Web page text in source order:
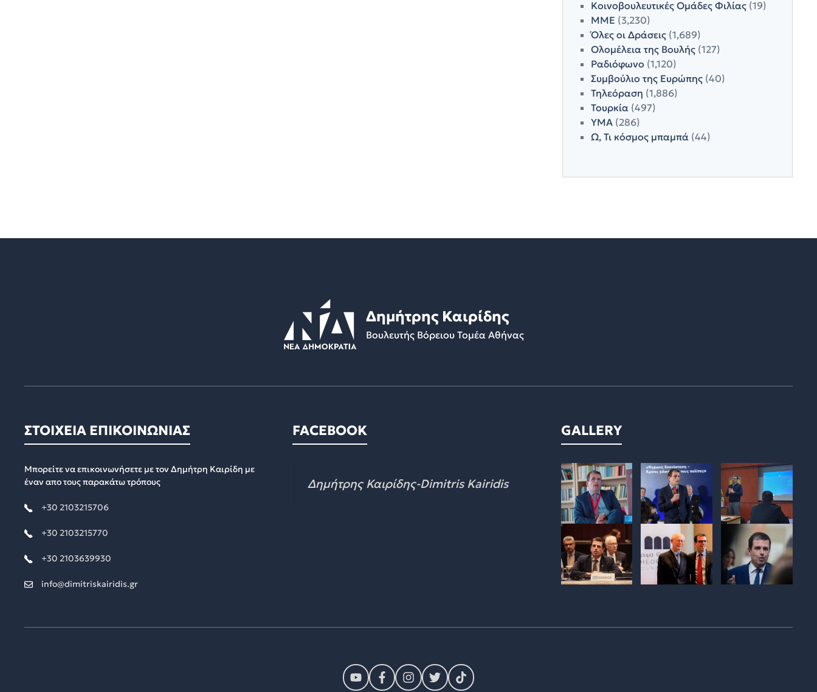
Κοινοβουλευτικές Ομάδες Φιλίας(19)
ΜΜΕ (3,230)
Όλες οι Δράσεις(1,689)
Ολομέλεια της Βουλής(127)
Ραδιόφωνο (1,120)
Συμβούλιο της Ευρώπης(40)
Τηλεόραση (1,886)
Τουρκία(497)
ΥΜΑ(286)
Ω, Τι κόσμος μπαμπά(44)
Δημήτρης Καιρίδης
Βουλευτής Βόρειου Τομέα Αθήνας
ΣΤΟΙΧΕΙΑ ΕΠΙΚΟΙΝΩΝΙΑΣ
Μπορείτε να επικοινωνήσετε με τον Δημήτρη Καιρίδη με
έναν απο τους παρακάτω τρόπους
+30 2103215706
+30 2103215770
+30 2103639930
info@dimitriskairidis.gr
FACEBOOK
Δημήτρης Καιρίδης-Dimitris Kairidis
GALLERY